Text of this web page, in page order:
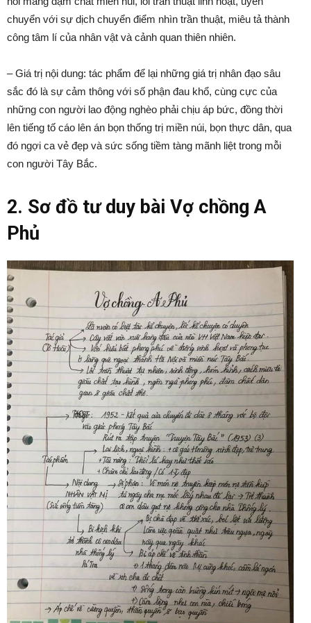
chuyển với sự dịch chuyển điểm nhìn trần thuật, miêu tả thành
công tâm lí của nhân vật và cảnh quan thiên nhiên.
– Giá trị nội dung: tác phẩm để lại những giá trị nhân đạo sâu
sắc đó là sự cảm thông với số phận đau khổ, cùng cực của
những con người lao động nghèo phải chịu áp bức, đồng thời
lên tiếng tố cáo lên án bọn thống trị miền núi, bọn thực dân, qua
đó ngợi ca vẻ đẹp và sức sống tiềm tàng mãnh liệt trong mỗi
con người Tây Bắc.
2. Sơ đồ tư duy bài Vợ chồng A
Phủ